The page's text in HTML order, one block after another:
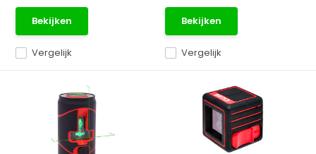
Vergelijk
Bekijken
Vergelijk
Bekijken